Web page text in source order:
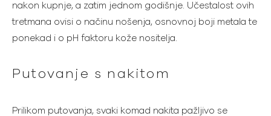
nakon kupnje, a zatim jednom godišnje. Učestalost ovih
tretmana ovisi o načinu nošenja, osnovnoj boji metala te
ponekad i o pH faktoru kože nositelja.
Putovanje s nakitom
Prilikom putovanja, svaki komad nakita pažljivo se